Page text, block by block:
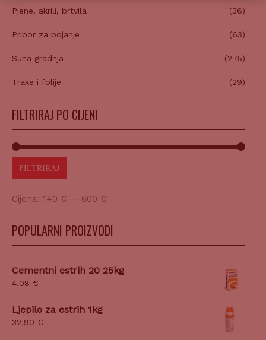
Pjene, akrili, brtvila (36)
Pribor za bojanje (63)
Suha gradnja (275)
Trake i folije (29)
FILTRIRAJ PO CIJENI
FILTRIRAJ
Cijena: 140 € — 600 €
POPULARNI PROIZVODI
Cementni estrih 20 25kg
4,08 €
Ljepilo za estrih 1kg
32,90 €